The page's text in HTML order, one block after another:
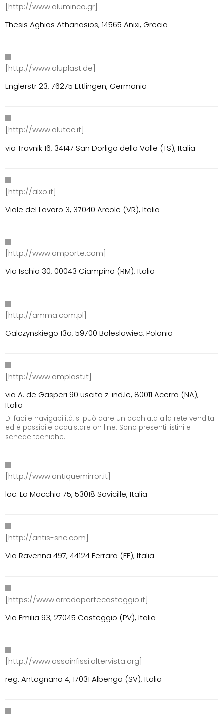
[http://www.aluminco.gr]
Thesis Aghios Athanasios, 14565 Anixi, Grecia
[http://www.aluplast.de]
Englerstr 23, 76275 Ettlingen, Germania
[http://www.alutec.it]
via Travnik 16, 34147 San Dorligo della Valle (TS), Italia
[http://alxo.it]
Viale del Lavoro 3, 37040 Arcole (VR), Italia
[http://www.amporte.com]
Via Ischia 30, 00043 Ciampino (RM), Italia
[http://amma.com.pl]
Galczynskiego 13a, 59700 Boleslawiec, Polonia
[http://www.amplast.it]
via A. de Gasperi 90 uscita z. ind.le, 80011 Acerra (NA),
Italia
Di facile navigabilità, si può dare un occhiata alla rete vendita
ed è possibile acquistare on line. Sono presenti listini e
schede tecniche.
[http://www.antiquemirror.it]
loc. La Macchia 75, 53018 Sovicille, Italia
[http://antis-snc.com]
Via Ravenna 497, 44124 Ferrara (FE), Italia
[https://www.arredoportecasteggio.it]
Via Emilia 93, 27045 Casteggio (PV), Italia
[http://www.assoinfissi.altervista.org]
reg. Antognano 4, 17031 Albenga (SV), Italia